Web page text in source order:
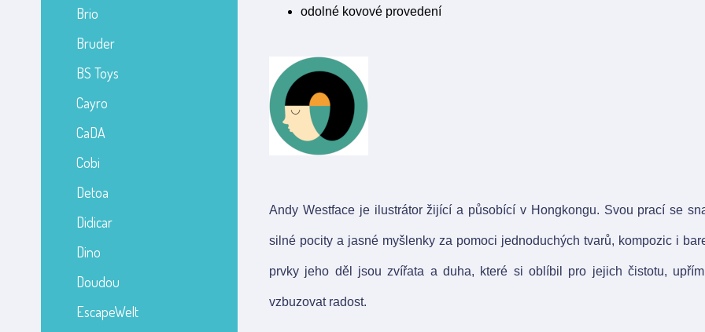
Brio
Bruder
BS Toys
Cayro
CaDA
Cobi
Detoa
Didicar
Dino
Doudou
EscapeWelt
odolné kovové provedení
Andy Westface je ilustrátor žijící a působící v Hongkongu. Svou prací se
silné pocity a jasné myšlenky za pomoci jednoduchých tvarů, kompozic i
prvky jeho děl jsou zvířata a duha, které si oblíbil pro jejich čistotu,
vzbuzovat radost.